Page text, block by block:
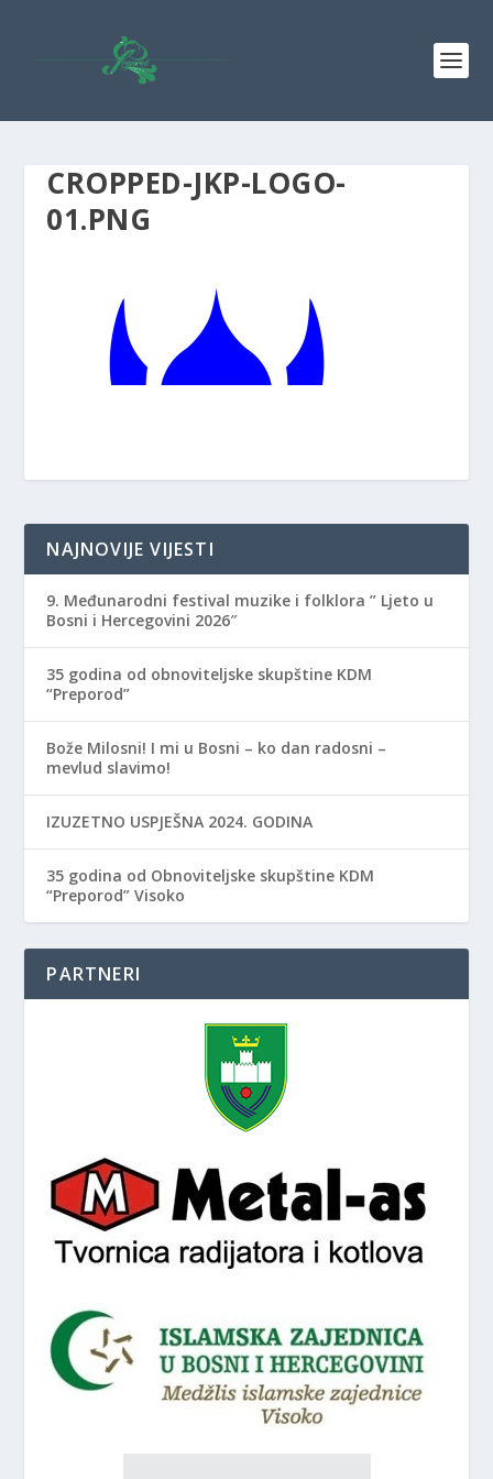
CROPPED-JKP-LOGO-
01.PNG
NAJNOVIJE VIJESTI
9. Međunarodni festival muzike i folklora ” Ljeto u
Bosni i Hercegovini 2026″
35 godina od obnoviteljske skupštine KDM
“Preporod”
Bože Milosni! I mi u Bosni – ko dan radosni –
mevlud slavimo!
IZUZETNO USPJEŠNA 2024. GODINA
35 godina od Obnoviteljske skupštine KDM
“Preporod” Visoko
PARTNERI